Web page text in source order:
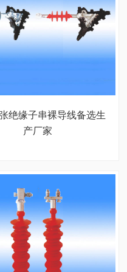
绝缘子串裸导线备选生
产厂家